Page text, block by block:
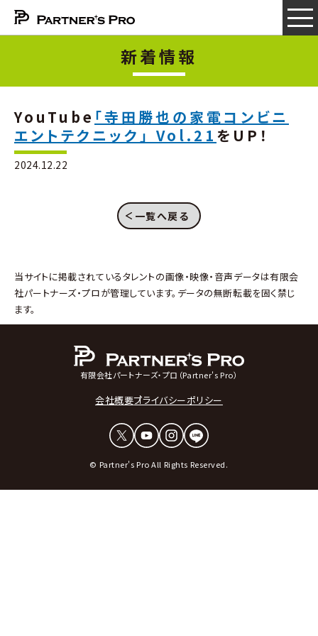
新着情報
YouTube 「寺田勝也の家電コンビニ
エントテクニック」 Vol.21 をUP！
2024.12.22
一覧へ戻る
当サイトに掲載されているタレントの画像・映像・音声データは有限会
社パートナーズ・プロが管理しています。データの無断転載を固く禁じ
ます。
有限会社パートナーズ・プロ（Partner's Pro）
会社概要プライバシーポリシー
© Partner's Pro All Rights Reserved.